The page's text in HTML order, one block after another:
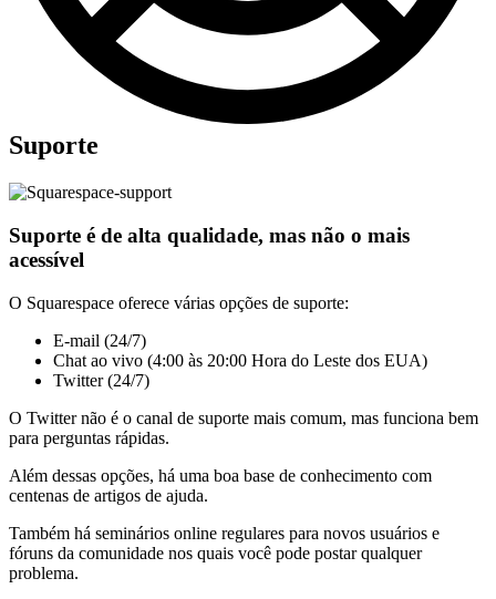
Suporte
Suporte é de alta qualidade, mas não o mais
acessível
O Squarespace oferece várias opções de suporte:
E-mail (24/7)
Chat ao vivo (4:00 às 20:00 Hora do Leste dos EUA)
Twitter (24/7)
O Twitter não é o canal de suporte mais comum, mas funciona bem
para perguntas rápidas.
Além dessas opções, há uma boa base de conhecimento com
centenas de artigos de ajuda.
Também há seminários online regulares para novos usuários e
fóruns da comunidade nos quais você pode postar qualquer
problema.